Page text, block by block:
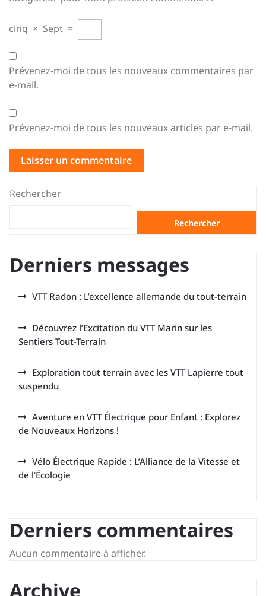
cinq × Sept =
Prévenez-moi de tous les nouveaux commentaires par
e-mail.
Prévenez-moi de tous les nouveaux articles par e-mail.
Rechercher
Rechercher
Derniers messages
VTT Radon : L’excellence allemande du tout-terrain
Découvrez l’Excitation du VTT Marin sur les
Sentiers Tout-Terrain
Exploration tout terrain avec les VTT Lapierre tout
suspendu
Aventure en VTT Électrique pour Enfant : Explorez
de Nouveaux Horizons !
Vélo Électrique Rapide : L’Alliance de la Vitesse et
de l’Écologie
Derniers commentaires
Aucun commentaire à afficher.
Archive